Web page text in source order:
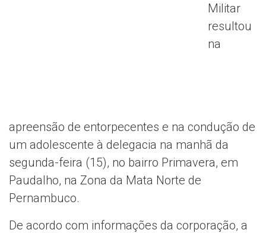
Militar
resultou
na
apreensão de entorpecentes e na condução de
um adolescente à delegacia na manhã da
segunda-feira (15), no bairro Primavera, em
Paudalho, na Zona da Mata Norte de
Pernambuco.
De acordo com informações da corporação, a